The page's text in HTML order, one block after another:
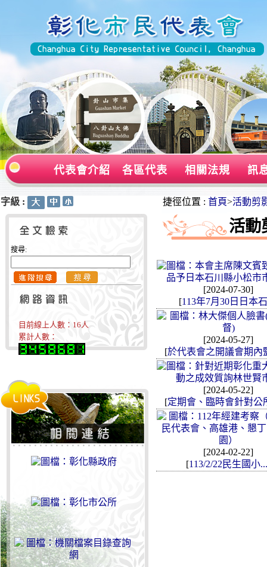
代表會介紹 各區代表 相關法規 訊
字級 :
搜尋:
目前線上人數： 16人
累計人數：
捷徑位置 : 首頁>活動剪
活動
[2024-07-30]
[113年7月30日日本
[2024-05-27]
[於代表會之開議會期內
[2024-05-22]
[定期會、臨時會針對公
[2024-02-22]
[113/2/22民生國小...